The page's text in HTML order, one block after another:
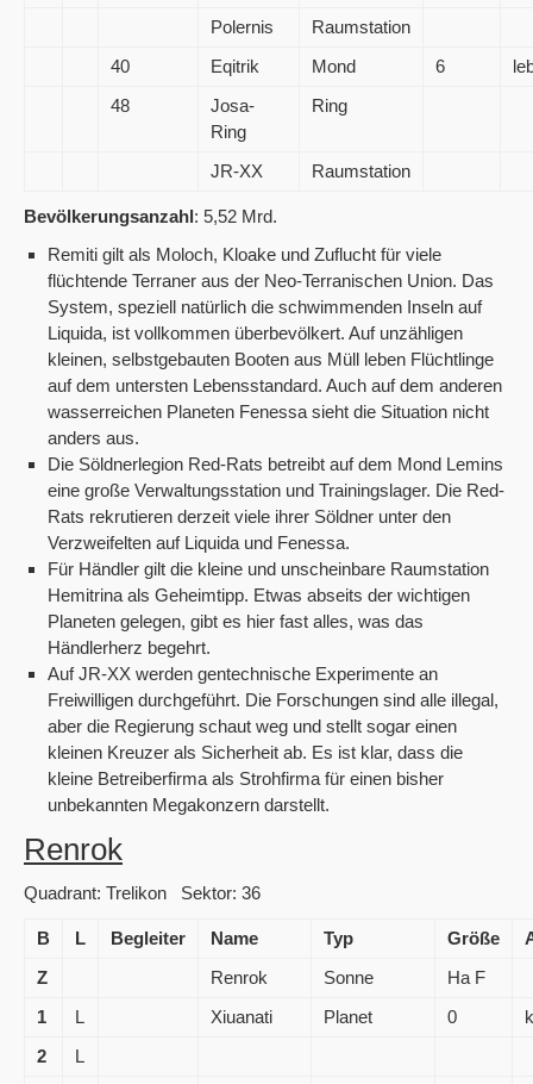
Polernis
Raumstation
40
Eqitrik Mond 6
48
Josa-
Ring
Ring
JR-XX Raumstation
Bevölkerungsanzahl: 5,52 Mrd.
Remiti gilt als Moloch, Kloake und Zuflucht für viele
flüchtende Terraner aus der Neo-Terranischen Union. Das
System, speziell natürlich die schwimmenden Inseln auf
Liquida, ist vollkommen überbevölkert. Auf unzähligen
kleinen, selbstgebauten Booten aus Müll leben Flüchtlinge
auf dem untersten Lebensstandard. Auch auf dem anderen
wasserreichen Planeten Fenessa sieht die Situation nicht
anders aus.
Die Söldnerlegion Red-Rats betreibt auf dem Mond Lemins
eine große Verwaltungsstation und Trainingslager. Die Red-
Rats rekrutieren derzeit viele ihrer Söldner unter den
Verzweifelten auf Liquida und Fenessa.
Für Händler gilt die kleine und unscheinbare Raumstation
Hemitrina als Geheimtipp. Etwas abseits der wichtigen
Planeten gelegen, gibt es hier fast alles, was das
Händlerherz begehrt.
Auf JR-XX werden gentechnische Experimente an
Freiwilligen durchgeführt. Die Forschungen sind alle illegal,
aber die Regierung schaut weg und stellt sogar einen
kleinen Kreuzer als Sicherheit ab. Es ist klar, dass die
kleine Betreiberfirma als Strohfirma für einen bisher
unbekannten Megakonzern darstellt.
Renrok
Quadrant: Trelikon Sektor: 36
B L Begleiter Name Typ Größe
Z
Renrok Sonne
Ha F
1
L Xiuanati Planet 0
2
L